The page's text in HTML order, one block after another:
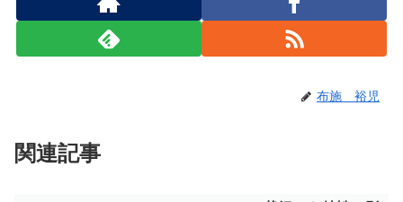
布施 裕児
関連記事